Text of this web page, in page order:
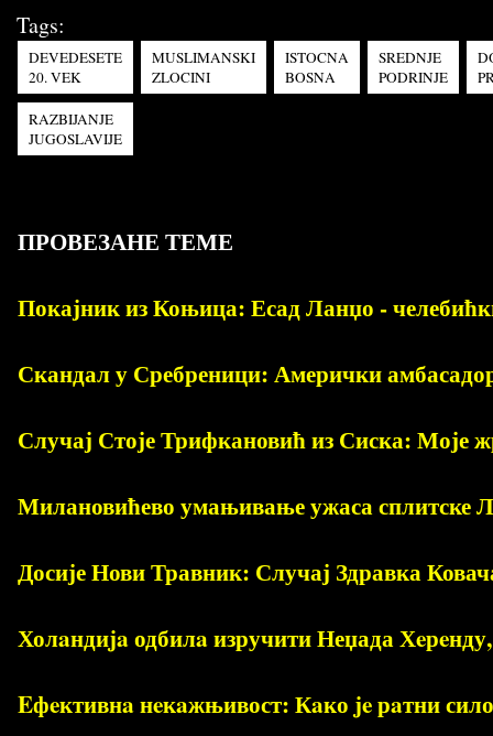
Tags:
DEVEDESETE
20. VEK
MUSLIMANSKI
ZLOCINI
ISTOCNA
BOSNA
SREDNJE
PODRINJE
RAZBIJANJE
JUGOSLAVIJE
ПРОВЕЗАНЕ ТЕМЕ
Покајник из Коњица: Есад Ланџо -
Скандал у Сребреници: Амерички
Случај Стоје Трифкановић из Сиска: Моје
Милановићево умањивање ужаса сплитске
Досије Нови Травник: Случај Здравка
Холaндиja одбилa изручити Неџада
Eфeктивнa нeкaжњивост: Кaко je рaтни